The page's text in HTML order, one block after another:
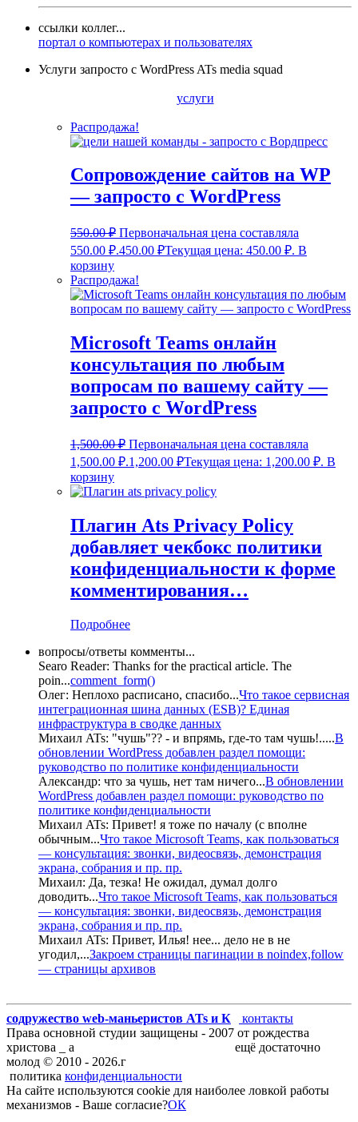
ссылки коллег...
портал о компьютерах и пользователях
Услуги запросто с WordPress ATs media squad
услуги
Распродажа!
Сопровождение сайтов на WP
— запросто с WordPress
550.00₽ Первоначальная цена составляла
550.00 ₽.450.00 ₽Текущая цена: 450.00 ₽. В
корзину
Распродажа!
Microsoft Teams онлайн
консультация по любым
вопросам по вашему сайту —
запросто с WordPress
1,500.00₽ Первоначальная цена составляла
1,500.00 ₽.1,200.00 ₽Текущая цена: 1,200.00 ₽. В
корзину
Плагин Ats Privacy Policy
добавляет чекбокс политики
конфиденциальности к форме
комментирования…
Подробнее
вопросы/ответы комменты...
Searo Reader: Thanks for the practical article. The
poin...comment_form()
Олег: Неплохо расписано, спасибо...Что такое сервисная
интеграционная шина данных (ESB)? Единая
инфраструктура в сводке данных
Михаил ATs: "чушь"?? - и впрямь, где-то там чушь!.....В
обновлении WordPress добавлен раздел помощи:
руководство по политике конфиденциальности
Александр: что за чушь, нет там ничего...В обновлении
WordPress добавлен раздел помощи: руководство по
политике конфиденциальности
Михаил ATs: Привет! я тоже по началу (с вполне
обычным...Что такое Microsoft Teams, как пользоваться
— консультация: звонки, видеосвязь, демонстрация
экрана, собрания и пр. пр.
Михаил: Да, тезка! Не ожидал, думал долго
доводить...Что такое Microsoft Teams, как пользоваться
— консультация: звонки, видеосвязь, демонстрация
экрана, собрания и пр. пр.
Михаил ATs: Привет, Илья! нее... дело не в не
угодил,...Закроем страницы пагинации в noindex,follow
— страницы архивов
содружество web-маньеристов ATs и К
контакты
Права основной студии защищены - 2007 от рождества
христова _ а
ещё достаточно
молод © 2010 - 2026.г
политика конфиденциальности
На сайте используются cookie для наиболее ловкой работы
механизмов - Ваше согласие?ОК